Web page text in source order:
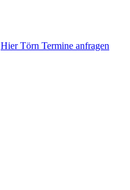
Hier Törn Termine anfragen